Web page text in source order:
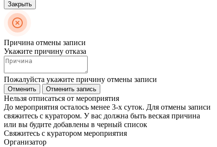
Закрыть
Причина отмены записи
Укажите причину отказа
Пожалуйста укажите причину отмены записи
Отменить Отменить запись
Нельзя отписаться от мероприятия
До мероприятия осталось менее 3-х суток. Для отмены записи
свяжитесь с куратором. У вас должна быть веская причина
или вы будите добавлены в черный список
Свяжитесь с куратором мероприятия
Организатор